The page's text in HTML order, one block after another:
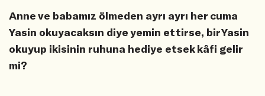
Anne ve babamız ölmeden ayrı ayrı her cuma
Yasin okuyacaksın diye yemin ettirse, bir Yasin
okuyup ikisinin ruhuna hediye etsek kâfi gelir
mi?